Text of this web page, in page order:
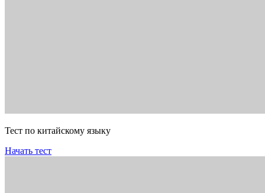
Тест по китайскому языку
Начать тест